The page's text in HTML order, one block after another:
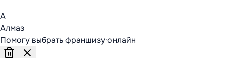
А
Алмаз
Помогу выбрать франшизу·онлайн